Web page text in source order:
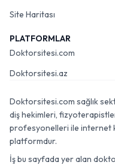
Site Haritası
PLATFORMLAR
Doktorsitesi.com
Doktorsitesi.az
Doktorsitesi.com sağlık
diş hekimleri,
profesyonelleri ile internet
platformdur.
İş bu sayfada yer alan